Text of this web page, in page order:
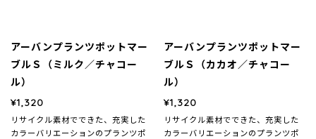
アーバンプランツポットマー
ブルＳ（ミルク／チャコー
ル）
¥1,320
リサイクル素材でできた、充実した
カラーバリエーションのプランツポ
アーバンプランツポットマー
ブルＳ（カカオ／チャコー
ル）
¥1,320
リサイクル素材でできた、充実した
カラーバリエーションのプランツポ